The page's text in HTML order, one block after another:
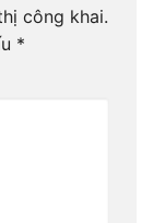
công khai.
*